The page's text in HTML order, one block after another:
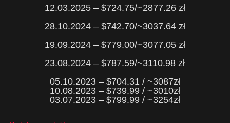
12.03.2025 – $724.75/~2877.26 zł
28.10.2024 – $742.70/~3037.64 zł
19.09.2024 – $779.00/~3077.05 zł
23.08.2024 – $787.59/~3110.98 zł
05.10.2023 – $704.31 / ~3087zł
10.08.2023 – $739.99 / ~3010zł
03.07.2023 – $799.99 / ~3254zł